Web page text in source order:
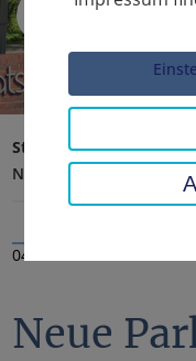
Startseite
Nachrichten
04.03.2022
Neue